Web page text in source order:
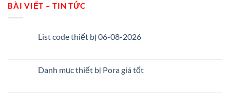
BÀI VIẾT – TIN TỨC
List code thiết bị 06-08-2026
Danh mục thiết bị Pora giá tốt